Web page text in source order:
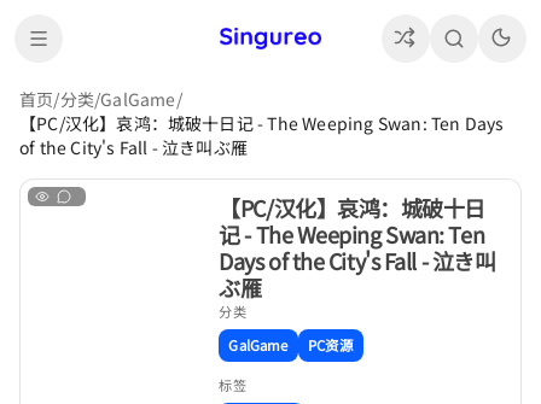
首页/分类/GalGame/
【PC/汉化】哀鸿：城破十日记 - The Weeping Swan: Ten Days
of the City's Fall - 泣き叫ぶ雁
【PC/汉化】哀鸿：城破十日
记 - The Weeping Swan: Ten
Days of the City's Fall - 泣き叫
ぶ雁
分类
GalGame
PC资源
标签